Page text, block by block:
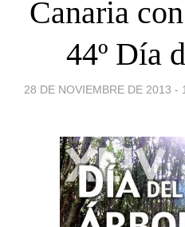
Canaria
44º Día
28 DE NOVIEMBRE DE 2013 -